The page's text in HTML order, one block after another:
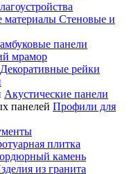
Стеновые и
панели
мрамор
Декоративные рейки
Акустические панели
Профили для
плитка
камень
из гранита